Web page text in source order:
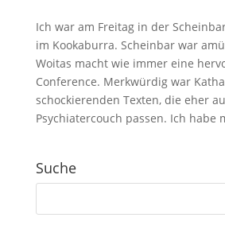
Ich war am Freitag in der
im Kookaburra. Scheinbar war
Woitas macht wie immer eine
Conference. Merkwürdig war
schockierenden Texten, die eher
Psychiatercouch passen. Ich habe
Suche